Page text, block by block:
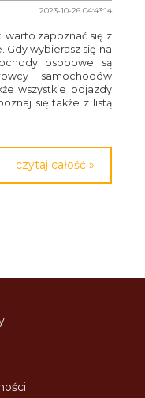
2023-10-26 04:43:14
warto zapoznać się z
Gdy wybierasz się na
osobowe są
samochodów
wszystkie pojazdy
się także z listą
czytaj całość »